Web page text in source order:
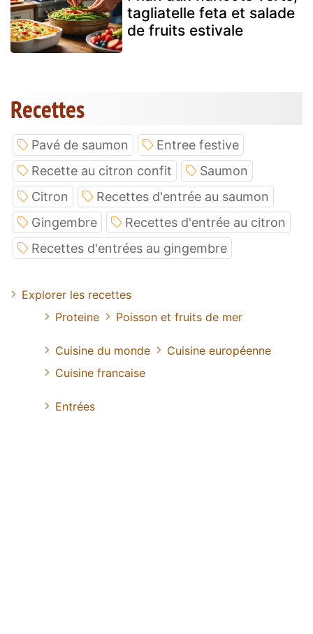
tagliatelle feta et salade
de fruits estivale
Recettes
Pavé de saumon
Entree festive
Recette au citron confit
Saumon
Citron
Recettes d'entrée au saumon
Gingembre
Recettes d'entrée au citron
Recettes d'entrées au gingembre
Explorer les recettes
Proteine
Poisson et fruits de mer
Cuisine du monde
Cuisine européenne
Cuisine francaise
Entrées